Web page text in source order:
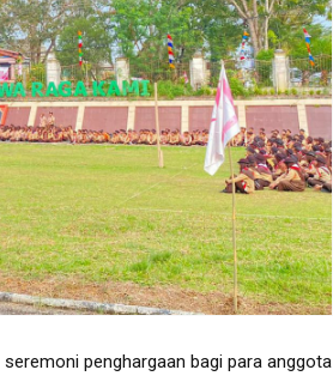
penghargaan bagi para anggota